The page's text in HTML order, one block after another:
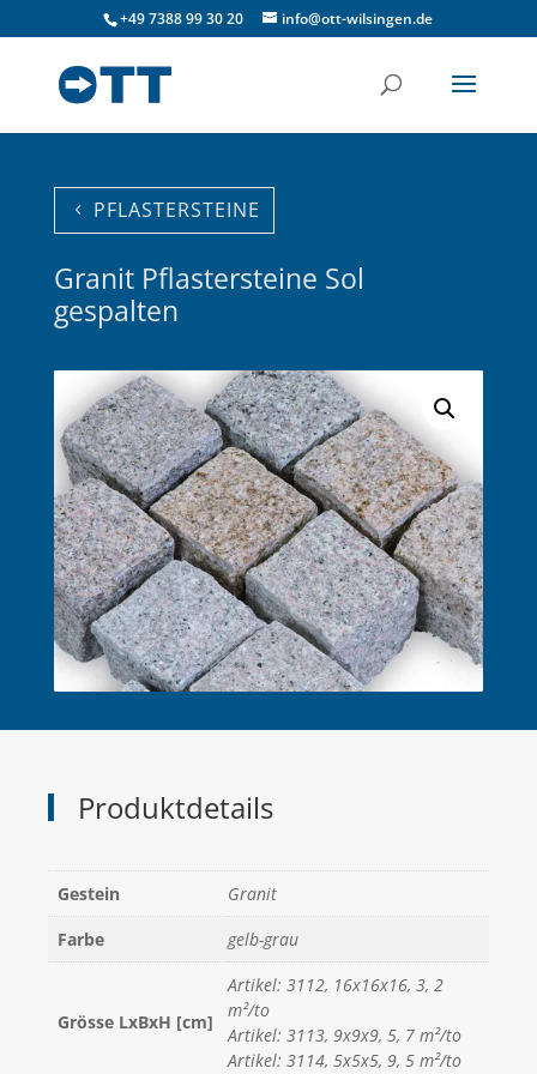
+49 7388 99 30 20 info@ott-wilsingen.de
PFLASTERSTEINE
Granit Pflastersteine Sol
gespalten
Produktdetails
Gestein
Granit
Farbe
gelb-grau
Grösse LxBxH [cm]
Artikel: 3112, 16x16x16, 3, 2
m²/to
Artikel: 3113, 9x9x9, 5, 7 m²/to
Artikel: 3114, 5x5x5, 9, 5 m²/to